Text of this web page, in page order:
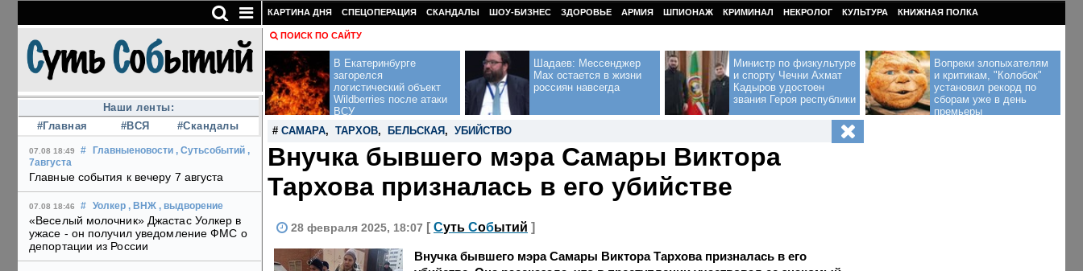
Наши ленты:
#Главная
#ВСЯ #Скандалы
07.08 18:49 # Главныеновости , Сутьсобытий ,
7августа
Главные события к вечеру 7 августа
07.08 18:46 # Уолкер , ВНЖ , выдворение
«Веселый молочник» Джастас Уолкер в
ужасе - он получил уведомление ФМС о
депортации из России
КАРТИНА ДНЯ СПЕЦОПЕРАЦИЯ СКАНДАЛЫ ШОУ-БИЗНЕС ЗДОРОВЬЕ АРМИЯ ШПИОНАЖ КРИМИНАЛ НЕКРОЛОГ КУЛЬТУРА КНИЖНАЯ ПОЛКА
ПОИСК ПО САЙТУ
В Екатеринбурге
загорелся
логистический объект
Wildberries после атаки
ВСУ
Шадаев: Мессенджер
Max остается в жизни
россиян навсегда
Министр по физкультуре
и спорту Чечни Ахмат
Кадыров удостоен
звания Героя республики
Вопреки злопыхателям
и критикам, "Колобок"
установил рекорд по
сборам уже в день
премьеры
# САМАРА, ТАРХОВ, БЕЛЬСКАЯ , УБИЙСТВО
Внучка бывшего мэра Самары Виктора
Тархова призналась в его убийстве
28 февраля 2025, 18:07 [ Суть Событий ]
Внучка бывшего мэра Самары Виктора Тархова призналась в его